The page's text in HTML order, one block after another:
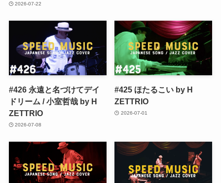
2026-07-22
#426 永遠と名づけてデイ
ドリーム / 小室哲哉 by H
ZETTRIO
2026-07-08
#425 ほたるこい by H
ZETTRIO
2026-07-01